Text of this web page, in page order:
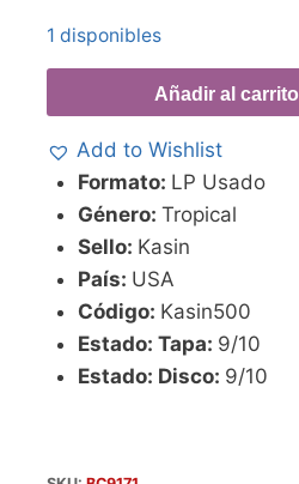
1 disponibles
Añadir al carrito
Add to Wishlist
Formato: LP Usado
Género: Tropical
Sello: Kasin
País: USA
Código: Kasin500
Estado: Tapa: 9/10
Estado: Disco: 9/10